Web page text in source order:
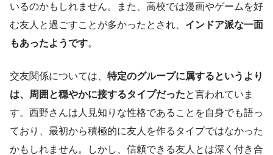
いるのかもしれません。また、高校では漫画やゲームを好
む友人と過ごすことが多かったとされ、 インドア派な一面
もあったようです。
交友関係については、 特定のグループに属するというより
は、周囲と穏やかに接するタイプだったと言われていま
す。西野さんは人見知りな性格であることを自身でも語っ
ており、最初から積極的に友人を作るタイプではなかった
かもしれません。しかし、信頼できる友人とは深く付き合